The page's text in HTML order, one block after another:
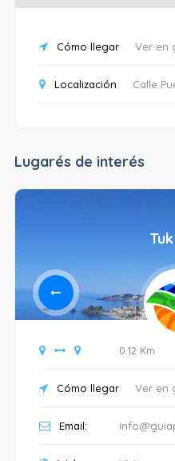
Cómo llegar Ver en
Localización Calle
Lugarés de interés
0.12 Km
Cómo llegar Ver en
Email: